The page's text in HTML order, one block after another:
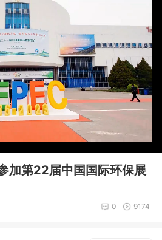
加第22届中国国际环保展
9174
0